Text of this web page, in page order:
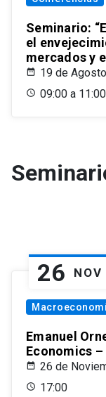
Seminario:
el
mercados y
19 de
09:00 a
26 NOV
Emanuel
Economics –
26 de
17:00